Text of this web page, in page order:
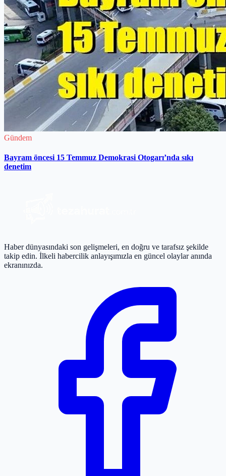
Gündem
Bayram öncesi 15 Temmuz Demokrasi Otogarı’nda sıkı
denetim
Haber dünyasındaki son gelişmeleri, en doğru ve tarafsız şekilde
takip edin. İlkeli habercilik anlayışımızla en güncel olaylar anında
ekranınızda.